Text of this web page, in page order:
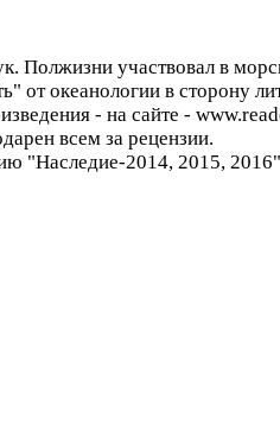
Полжизни участвовал в
от океанологии в сторону
- на сайте -
всем за рецензии.
"Наследие-2014, 2015,